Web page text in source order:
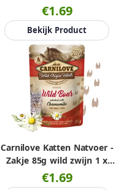
€1.69
Bekijk Product
Carnilove Katten Natvoer -
Zakje 85g wild zwijn 1 x
85g
€1.69